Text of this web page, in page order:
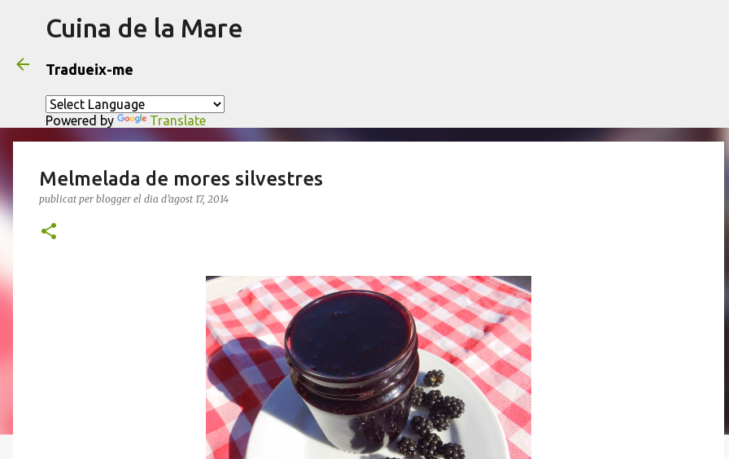
Cuina de la Mare
Tradueix-me
Powered by Translate
Melmelada de mores silvestres
publicat per blogger el dia d’agost 17, 2014